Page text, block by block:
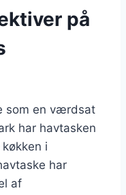
på
som en værdsat
har havtasken
i
har
af